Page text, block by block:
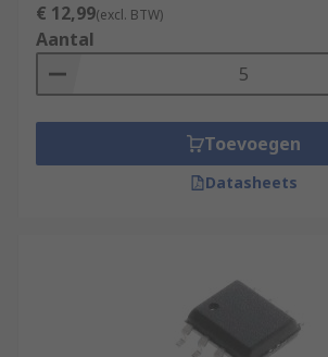
€ 12,99(excl. BTW)
Aantal
Toevoegen
Datasheets